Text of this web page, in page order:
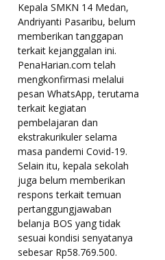
Kepala SMKN 14 Medan,
Andriyanti Pasaribu, belum
memberikan tanggapan
terkait kejanggalan ini.
PenaHarian.com telah
mengkonfirmasi melalui
pesan WhatsApp, terutama
terkait kegiatan
pembelajaran dan
ekstrakurikuler selama
masa pandemi Covid-19.
Selain itu, kepala sekolah
juga belum memberikan
respons terkait temuan
pertanggungjawaban
belanja BOS yang tidak
sesuai kondisi senyatanya
sebesar Rp58.769.500.